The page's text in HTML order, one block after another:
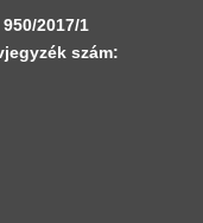
2017/1
szám: